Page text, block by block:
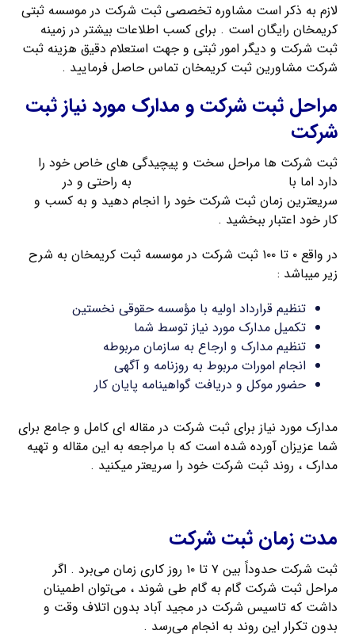
لازم به ذکر است مشاوره تخصصی ثبت شرکت در موسسه ثبتی
کریمخان رایگان است . برای کسب اطلاعات بیشتر در زمینه
ثبت شرکت و دیگر امور ثبتی و جهت استعلام دقیق هزینه ثبت
شرکت مشاورین ثبت کریمخان تماس حاصل فرمایید .
مراحل ثبت شرکت و مدارک مورد نیاز ثبت
شرکت
ثبت شرکت ها مراحل سخت و پیچیدگی های خاص خود را
دارد اما با
به راحتی و در
سریعترین زمان ثبت شرکت خود را انجام دهید و به کسب و
کار خود اعتبار ببخشید .
در واقع ۰ تا ۱۰۰ ثبت شرکت در موسسه ثبت کریمخان به شرح
زیر میباشد :
تنظیم قرارداد اولیه با مؤسسه حقوقی نخستین
تکمیل مدارک مورد نیاز توسط شما
تنظیم مدارک و ارجاع به سازمان مربوطه
انجام امورات مربوط به روزنامه و آگهی
حضور موکل و دریافت گواهینامه پایان کار
مدارک مورد نیاز برای ثبت شرکت در مقاله ای کامل و جامع برای
شما عزیزان آورده شده است که با مراجعه به این مقاله و تهیه
مدارک ، روند ثبت شرکت خود را سریعتر میکنید .
مدت زمان ثبت شرکت
ثبت شرکت حدوداً بین ۷ تا ۱۰ روز کاری زمان می‌برد . اگر
مراحل ثبت شرکت گام به گام طی شوند ، می‌توان اطمینان
داشت که تاسیس شرکت در مجید آباد بدون اتلاف وقت و
بدون تکرار این روند به انجام می‌رسد .